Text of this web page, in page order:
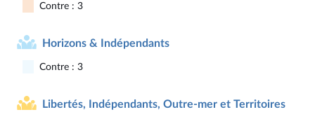
Contre : 3
Horizons & Indépendants
Contre : 3
Libertés, Indépendants, Outre-mer et Territoires